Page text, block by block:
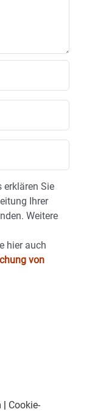
erklären Sie
Ihrer
Weitere
hier auch
von
| Cookie-